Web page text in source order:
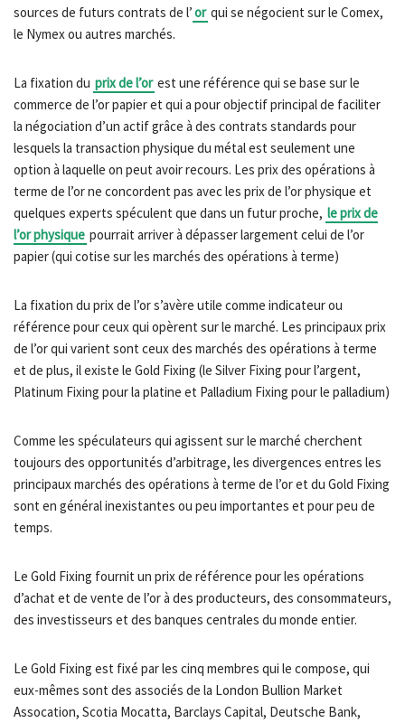
sources de futurs contrats de l’or qui se négocient sur le Comex,
le Nymex ou autres marchés.
La fixation du prix de l’or est une référence qui se base sur le
commerce de l’or papier et qui a pour objectif principal de faciliter
la négociation d’un actif grâce à des contrats standards pour
lesquels la transaction physique du métal est seulement une
option à laquelle on peut avoir recours. Les prix des opérations à
terme de l’or ne concordent pas avec les prix de l’or physique et
quelques experts spéculent que dans un futur proche, le prix de
l’or physique pourrait arriver à dépasser largement celui de l’or
papier (qui cotise sur les marchés des opérations à terme)
La fixation du prix de l’or s’avère utile comme indicateur ou
référence pour ceux qui opèrent sur le marché. Les principaux prix
de l’or qui varient sont ceux des marchés des opérations à terme
et de plus, il existe le Gold Fixing (le Silver Fixing pour l’argent,
Platinum Fixing pour la platine et Palladium Fixing pour le palladium)
Comme les spéculateurs qui agissent sur le marché cherchent
toujours des opportunités d’arbitrage, les divergences entres les
principaux marchés des opérations à terme de l’or et du Gold Fixing
sont en général inexistantes ou peu importantes et pour peu de
temps.
Le Gold Fixing fournit un prix de référence pour les opérations
d’achat et de vente de l’or à des producteurs, des consommateurs,
des investisseurs et des banques centrales du monde entier.
Le Gold Fixing est fixé par les cinq membres qui le compose, qui
eux-mêmes sont des associés de la London Bullion Market
Assocation, Scotia Mocatta, Barclays Capital, Deutsche Bank,